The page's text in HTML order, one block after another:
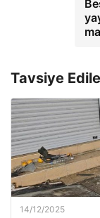
Tavsiye
14/12/2025